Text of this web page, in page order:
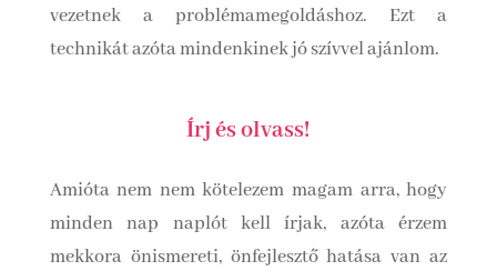
vezetnek a problémamegoldáshoz. Ezt a
technikát azóta mindenkinek jó szívvel ajánlom.
Írj és olvass!
Amióta nem nem kötelezem magam arra, hogy
minden nap naplót kell írjak, azóta érzem
mekkora önismereti, önfejlesztő hatása van az